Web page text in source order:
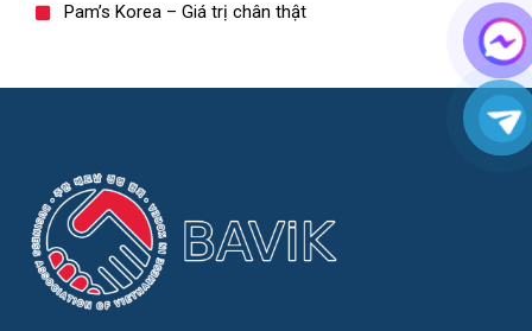
Pam’s Korea – Giá trị chân thật